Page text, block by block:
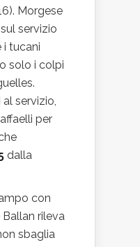
Morgese
servizio
i tucani
solo i colpi
servizio,
per
dalla
con
rileva
sbaglia